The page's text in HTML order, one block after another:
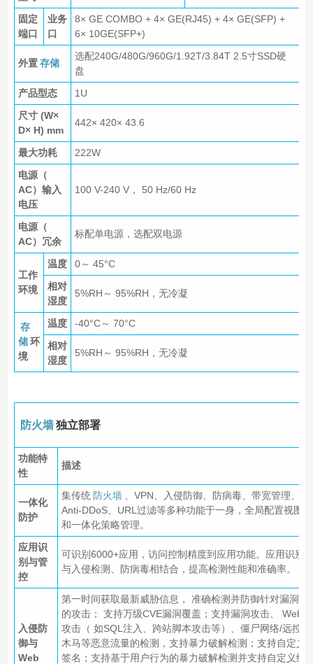
固定
端口
业务
口
8× GE COMBO + 4× GE(RJ45) + 4× GE(SFP) +
6× 10GE(SFP+)
外置 存储
选配240G/480G/960G/1.92T/3.84T 2.5寸SSD硬
盘
产品型态
1U
尺寸 (W×
D× H) mm
442× 420× 43.6
最大功耗
222W
电源（
AC）输入
电压
100 V-240 V， 50 Hz/60 Hz
电源（
AC）冗余
标配单电源，选配双电源
工作
环境
温度
0～ 45°C
相对
湿度
5%RH～ 95%RH，无冷凝
存
储 环
境
温度
-40°C～ 70°C
相对
湿度
5%RH～ 95%RH，无冷凝
防火墙独立部署
功能特
性
描述
一体化
防护
集传统 防火墙
、VPN、入侵防御、防病毒、带宽管理、
Anti-DDoS、URL过滤等多种功能于一身，全局配置视图
和一体化策略管理。
应用识
别与管
控
可识别6000+应用，访问控制精度到应用功能。应用识别
与入侵检测、防病毒相结合，提高检测性能和准确率。
入侵防
御与
Web
第一时间获取最新威胁信息， 准确检测并防御针对漏洞
的攻击； 支持万级CVE漏洞覆盖；支持漏洞攻击、 Web
攻击（ 如SQL注入、跨站脚本攻击等）、僵尸网络/远控/
木马等恶意流量的检测，支持暴力破解检测；支持自定义
签名；支持基于用户行为的暴力破解检测并支持自定义统